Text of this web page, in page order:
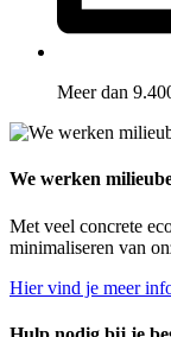
Meer dan
We werken
Met veel concrete
minimaliseren van
Hier vind je meer